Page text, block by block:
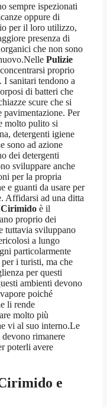
sempre ispezionati
oppure di
per il loro utilizzo,
presenza di
che non sono
Pulizie
proprio
I sanitari tendono a
di batteri che
scure che si
pavimentazione. Per
molto pulito si
detergenti igiene
sono ad azione
dei detergenti
sviluppare anche
per la propria
e guanti da usare per
Affidarsi ad una ditta
Cirimido è il
proprio dei
tuttavia sviluppano
a lungo
particolarmente
i turisti, ma che
per questi
ambienti devono
poiché
li rende
molto più
vi al suo interno.Le
rimanere
poterli avere
e